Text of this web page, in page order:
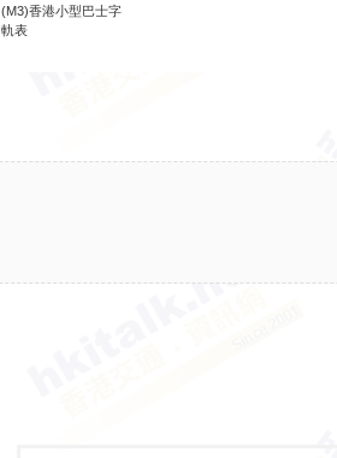
(M3)香港小型巴士字
軌表